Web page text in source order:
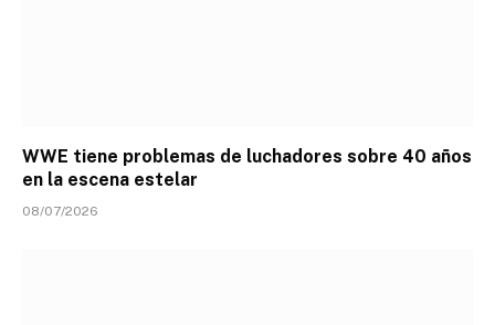
WWE tiene problemas de luchadores sobre 40 años
en la escena estelar
08/07/2026